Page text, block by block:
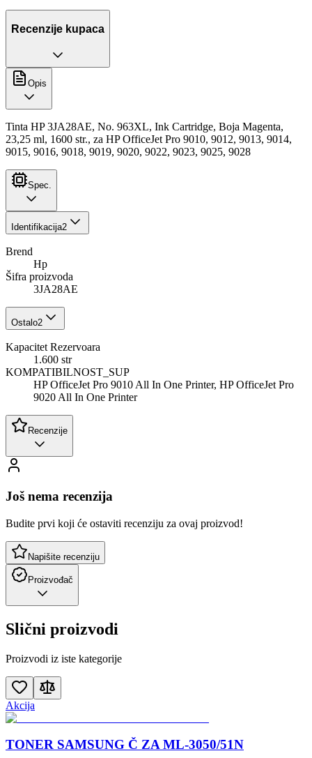
Recenzije kupaca
Opis
Tinta HP 3JA28AE, No. 963XL, Ink Cartridge, Boja Magenta,
23,25 ml, 1600 str., za HP OfficeJet Pro 9010, 9012, 9013, 9014,
9015, 9016, 9018, 9019, 9020, 9022, 9023, 9025, 9028
Spec.
Identifikacija2
Brend
Hp
Šifra proizvoda
3JA28AE
Ostalo2
Kapacitet Rezervoara
1.600 str
KOMPATIBILNOST_SUP
HP OfficeJet Pro 9010 All In One Printer, HP OfficeJet Pro
9020 All In One Printer
Recenzije
Još nema recenzija
Budite prvi koji će ostaviti recenziju za ovaj proizvod!
Napišite recenziju
Proizvođač
Slični proizvodi
Proizvodi iz iste kategorije
Akcija
TONER SAMSUNG Č ZA ML-3050/51N